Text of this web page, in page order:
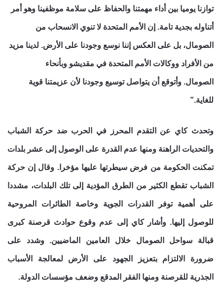
توازنا يوميا بين أداء مهمتنا والحفاظ على سلامة موظفينا وهو أمر
أتناوله بجدية تامة. إن الأمم المتحدة لا تنوي الانسحاب من
الصومال، بل على العكس إننا نوسع وجودنا على الأرض. لدينا مزيد
من الأفراد ووكالات الأمم المتحدة في مقديشو وبأنحاء
الصومال. وأتوقع أن يتواصل توسيع وجودنا لأن عزيمتنا قوية
للغاية.”
وتحدث كاي عن التقدم المحرز في الحرب ضد حركة الشباب
والتحديات الراهنة ومنها عدم القدرة على الوصول إلى عشر بلدات
تمكنت الحكومة من فرض سيطرتها عليها مؤخرا. وقال إن حركة
الشباب تقطع الكثير من الطرق المؤدية إلى تلك البلدات، مشددا
على أهمية توفر القدرات الجوية وخاصة الطائرات المروحية
للوصول إليها. وأشار كاي إلى عدم وقوع حوادث قرصنة كبرى
قبالة سواحل الصومال خلال العامين الماضيين. وشدد على
ضرورة الالتزام بتعزيز الجهود على الأرض لمعالجة الأسباب
الجذرية للقرصنة ومنها الفقر المدقع وضعف مؤسسات الدولة.